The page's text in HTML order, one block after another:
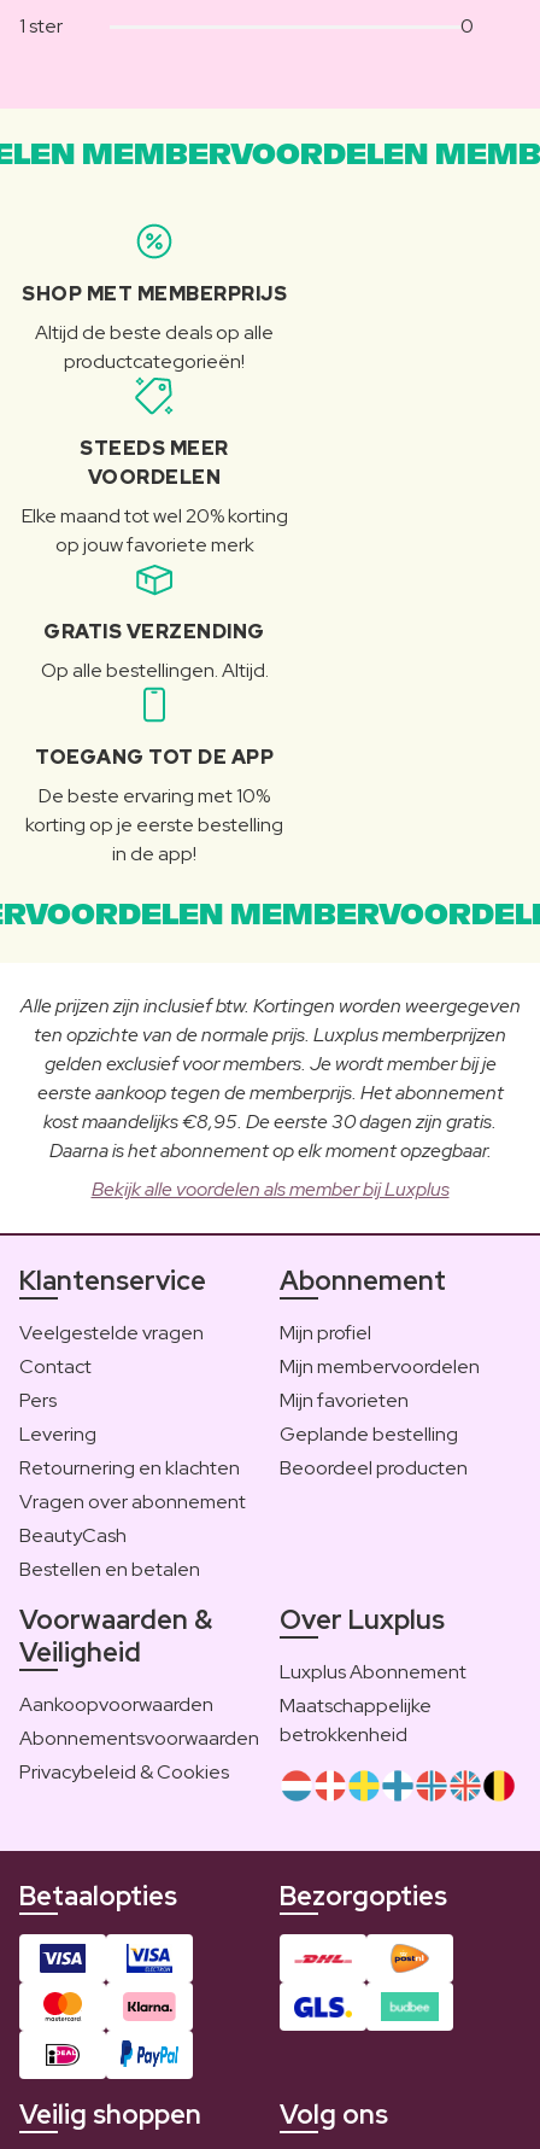
1 ster
0
MEMBERVOORDELEN
SHOP MET MEMBERPRIJS
Altijd de beste deals op alle
productcategorieën!
STEEDS MEER
VOORDELEN
Elke maand tot wel 20% korting
op jouw favoriete merk
GRATIS VERZENDING
Op alle bestellingen. Altijd.
TOEGANG TOT DE APP
De beste ervaring met 10%
korting op je eerste bestelling
in de app!
Alle prijzen zijn inclusief btw. Kortingen worden weergegeven
ten opzichte van de normale prijs. Luxplus memberprijzen
gelden exclusief voor members. Je wordt member bij je
eerste aankoop tegen de memberprijs. Het abonnement
kost maandelijks €8,95. De eerste 30 dagen zijn gratis.
Daarna is het abonnement op elk moment opzegbaar.
Bekijk alle voordelen als member bij Luxplus
Klantenservice
Veelgestelde vragen
Contact
Pers
Levering
Retournering en klachten
Vragen over abonnement
BeautyCash
Bestellen en betalen
Abonnement
Mijn profiel
Mijn membervoordelen
Mijn favorieten
Geplande bestelling
Beoordeel producten
Voorwaarden &
Veiligheid
Aankoopvoorwaarden
Abonnementsvoorwaarden
Privacybeleid & Cookies
Over Luxplus
Luxplus Abonnement
Maatschappelijke
betrokkenheid
Betaalopties Bezorgopties
Veilig shoppen Volg ons